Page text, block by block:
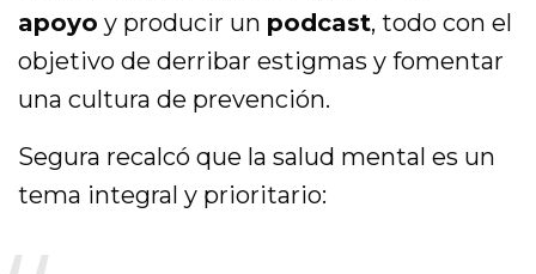
apoyo y producir un podcast, todo con el
objetivo de derribar estigmas y fomentar
una cultura de prevención.
Segura recalcó que la salud mental es un
tema integral y prioritario: